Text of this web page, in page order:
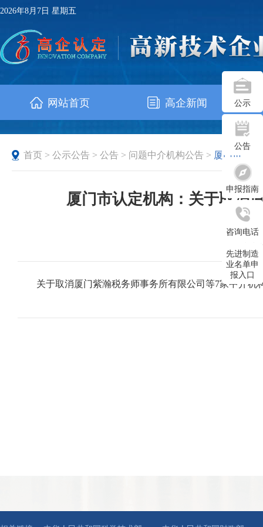
2026年8月7日 星期五
网站首页 高企新闻 公示
公告
申报指南
咨询电话
先进制造
业名单申
报入口
首页 > 公示公告 > 公告 > 问题中介机构公告 > 厦门市
厦门市认定机构：关于取消
术
关于取消厦门紫瀚税务师事务所有限公司等7家中介